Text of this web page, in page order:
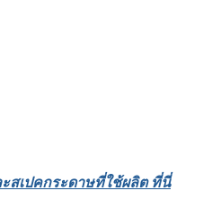
สเปคกระดาษที่ใช้ผลิต ที่นี่